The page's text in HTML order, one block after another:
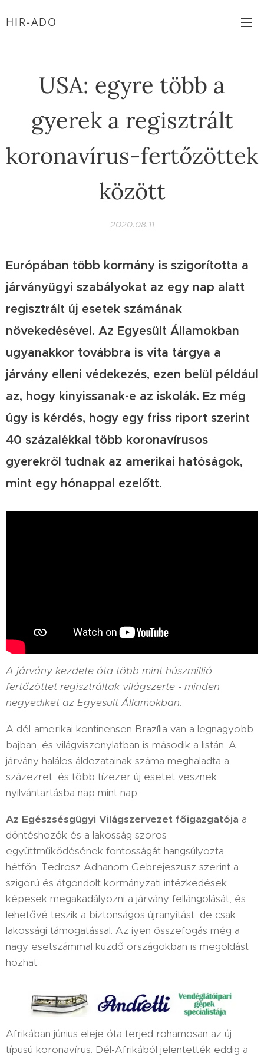
HIR-ADO
USA: egyre több a
gyerek a regisztrált
koronavírus-fertőzöttek
között
2020.08.11
Európában több kormány is szigorította a
járványügyi szabályokat az egy nap alatt
regisztrált új esetek számának
növekedésével. Az Egyesült Államokban
ugyanakkor továbbra is vita tárgya a
járvány elleni védekezés, ezen belül például
az, hogy kinyissanak-e az iskolák. Ez még
úgy is kérdés, hogy egy friss riport szerint
40 százalékkal több koronavírusos
gyerekről tudnak az amerikai hatóságok,
mint egy hónappal ezelőtt.
A járvány kezdete óta több mint húszmillió
fertőzöttet regisztráltak világszerte - minden
negyediket az Egyesült Államokban.
A dél-amerikai kontinensen Brazília van a legnagyobb
bajban, és világviszonylatban is második a listán. A
járvány halálos áldozatainak száma meghaladta a
százezret, és több tízezer új esetet vesznek
nyilvántartásba nap mint nap.
Az Egészsésgügyi Világszervezet főigazgatója a
döntéshozók és a lakosság szoros
együttműködésének fontosságát hangsúlyozta
hétfőn. Tedrosz Adhanom Gebrejeszusz szerint a
szigorú és átgondolt kormányzati intézkedések
képesek megakadályozni a járvány fellángolását, és
lehetővé teszik a biztonságos újranyitást, de csak
lakossági támogatással. Az iyen összefogás még a
nagy esetszámmal küzdő országokban is megoldást
hozhat.
Afrikában június eleje óta terjed rohamosan az új
típusú koronavírus. Dél-Afrikából jelentették eddig a